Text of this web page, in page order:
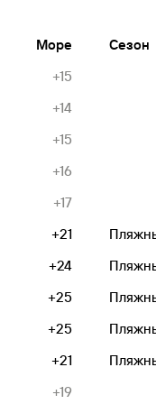
Море
Сезон
+15
+14
+15
+16
+17
+21
+24
+25
+25
+21
+19